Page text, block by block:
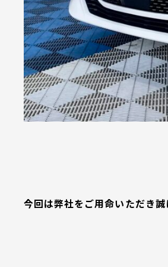
今回は弊社をご用命いただき